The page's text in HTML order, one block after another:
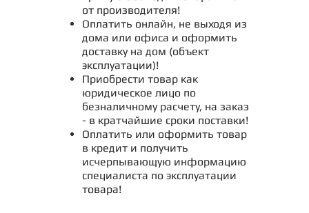
от производителя!
Оплатить онлайн, не выходя из
дома или офиса и оформить
доставку на дом (объект
эксплуатации)!
Приобрести товар как
юридическое лицо по
безналичному расчету, на заказ
- в кратчайшие сроки поставки!
Оплатить или оформить товар
в кредит и получить
исчерпывающую информацию
специалиста по эксплуатации
товара!